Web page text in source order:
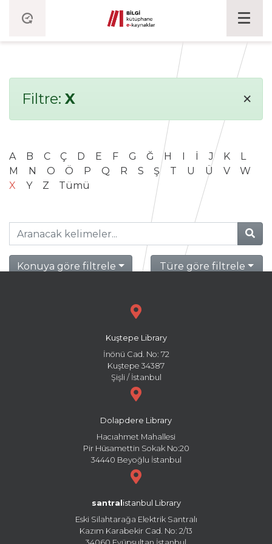
Filtre: X ×
A B C Ç D E F G Ğ H I İ J K
L
M
N O Ö P Q R S Ş T U Ü V
W
X
Y Z Tümü
Konuya göre filtrele Türe göre filtrele
Kuştepe Library
İnönü Cad. No: 72
Kuştepe 34387
Şişli / İstanbul
Dolapdere Library
Hacıahmet Mahallesi
Pir Hüsamettin Sokak No:20
34440 Beyoğlu İstanbul
santral istanbul Library
Eski Silahtarağa Elektrik Santralı
Kazım Karabekir Cad. No: 2/13